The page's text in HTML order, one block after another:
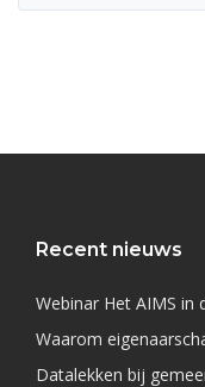
Recent nieuws
Webinar Het AIMS in
Waarom
Datalekken bij